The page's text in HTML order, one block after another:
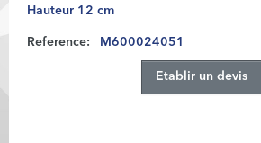
Hauteur 12 cm
Reference: M600024051
Etablir un devis